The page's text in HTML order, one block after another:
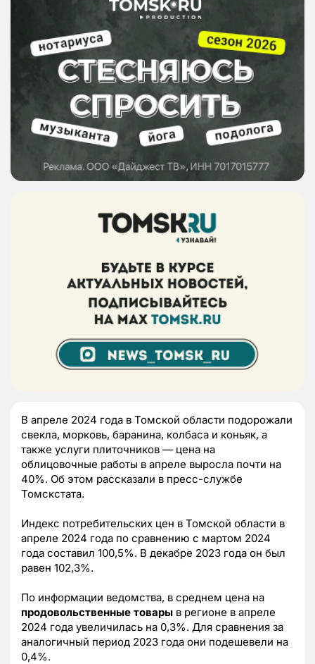
В апреле 2024 года в Томской области подорожали
свекла, морковь, баранина, колбаса и коньяк, а
также услуги плиточников — цена на
облицовочные работы в апреле выросла почти на
40%. Об этом рассказали в пресс-службе
Томскстата.
Индекс потребительских цен в Томской области в
апреле 2024 года по сравнению с мартом 2024
года составил 100,5%. В декабре 2023 года он был
равен 102,3%.
По информации ведомства, в среднем цена на
продовольственные товары в регионе в апреле
2024 года увеличилась на 0,3%. Для сравнения за
аналогичный период 2023 года они подешевели на
0,4%.